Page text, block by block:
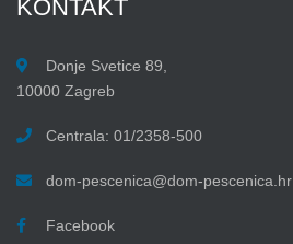
KONTAKT
Donje Svetice 89,
10000 Zagreb
Centrala: 01/2358-500
dom-pescenica@dom-pescenica.hr
Facebook